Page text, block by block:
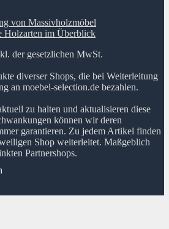
von Massivholzmöbel
Holzarten im Überblick
der gesetzlichen MwSt.
diverser Shops, die bei Weiterleitung
an moebel-selection.de bezahlen.
zu halten und aktualisieren diese
können wir deren
garantieren. Zu jedem Artikel finden
Shop weiterleitet. Maßgeblich
Partnershops.